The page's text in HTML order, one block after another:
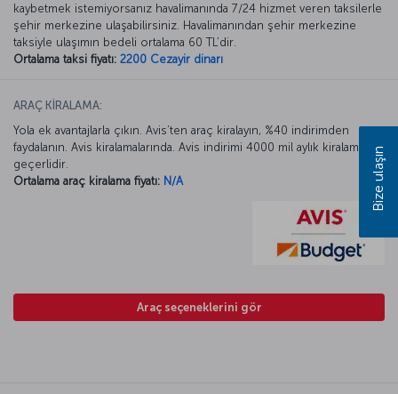
kaybetmek istemiyorsanız havalimanında 7/24 hizmet veren taksilerle
şehir merkezine ulaşabilirsiniz. Havalimanından şehir merkezine
taksiyle ulaşımın bedeli ortalama 60 TL’dir.
Ortalama taksi fiyatı: 2200 Cezayir dinarı
ARAÇ KİRALAMA:
Yola ek avantajlarla çıkın. Avis’ten araç kiralayın, %40 indirimden
faydalanın. Avis kiralamalarında. Avis indirimi 4000 mil aylık kiralamada
geçerlidir.
Ortalama araç kiralama fiyatı: N/A
Araç seçeneklerini gör
Bize ulaşın